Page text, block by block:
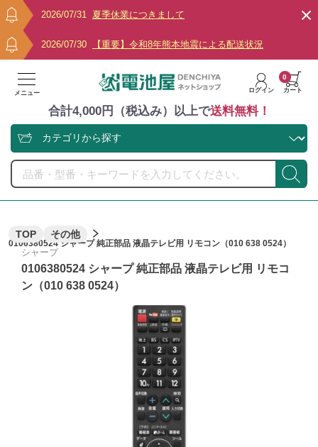
2026/07/31 夏季休業につきまして
2026/07/30 【重要】令和8年熊本地震による配送状況
メニュー ログイン カート
0
合計4,000円（税込み）以上で送料無料！
TOP その他
0106380524 シャープ 純正部品 液晶テレビ用 リモコン（010 638 0524）
シャープ
0106380524 シャープ 純正部品 液晶テレビ用 リモコ
ン（010 638 0524）